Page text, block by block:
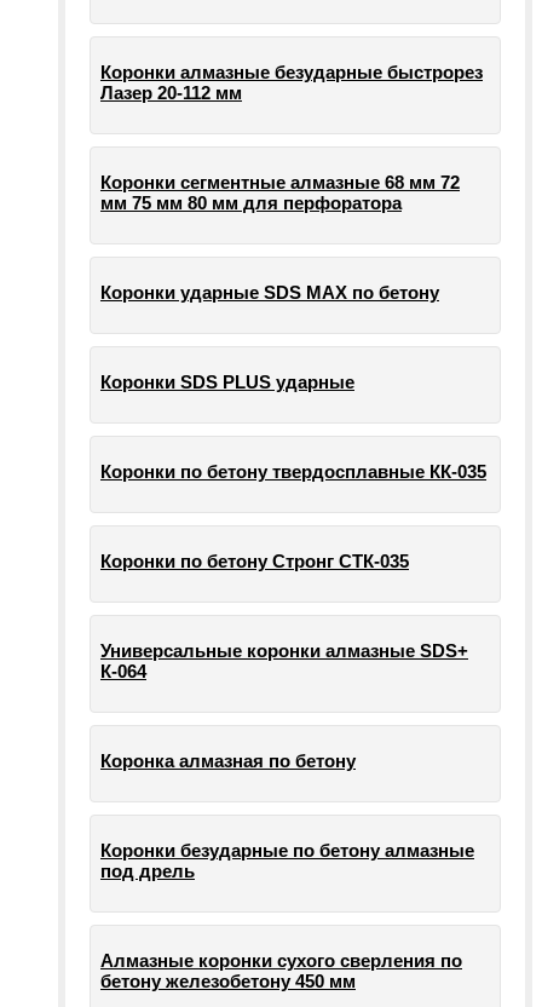
Коронки алмазные безударные быстрорез
Лазер 20-112 мм
Коронки сегментные алмазные 68 мм 72
мм 75 мм 80 мм для перфоратора
Коронки ударные SDS MAX по бетону
Коронки SDS PLUS ударные
Коронки по бетону твердосплавные КК-035
Коронки по бетону Стронг СТК-035
Универсальные коронки алмазные SDS+
К-064
Коронка алмазная по бетону
Коронки безударные по бетону алмазные
под дрель
Алмазные коронки сухого сверления по
бетону железобетону 450 мм